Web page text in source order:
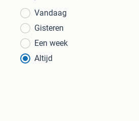
Vandaag
Gisteren
Een week
Altijd